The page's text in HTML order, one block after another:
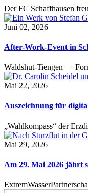
Der FC Schaffhausen
Juni 02, 2026
After-Work-Event in
Waldshut-Tiengen —
Mai 22, 2026
Auszeichnung für
„Wahlkompass“ der
Mai 29, 2026
Am 29. Mai 2026 jährt